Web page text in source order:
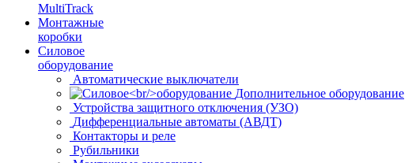
MultiTrack
Монтажные
коробки
Силовое
оборудование
Автоматические выключатели
Дополнительное оборудование
Устройства защитного отключения (УЗО)
Дифференциальные автоматы (АВДТ)
Контакторы и реле
Рубильники